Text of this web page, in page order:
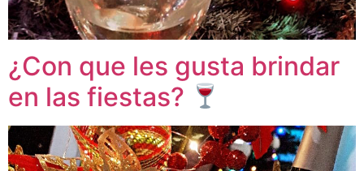
¿Con que les gusta brindar
en las fiestas?